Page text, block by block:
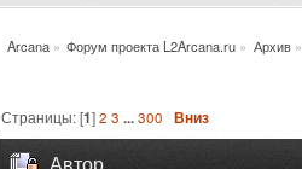
Arcana» Форум проекта L2Arcana.ru » Архив»
Страницы: [1]2 3 ...300 Вниз
Автор